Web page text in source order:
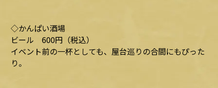
◇かんぱい酒場
ビール 600円（税込）
イベント前の一杯としても、屋台巡りの合間にもぴった
り。